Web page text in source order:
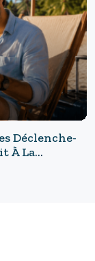
Déclenche-
À La